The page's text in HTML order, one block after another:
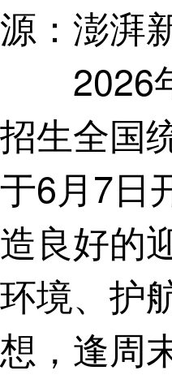
源：澎湃
2026
招生全国
于6月7日
造良好的
环境、护
想，逢周